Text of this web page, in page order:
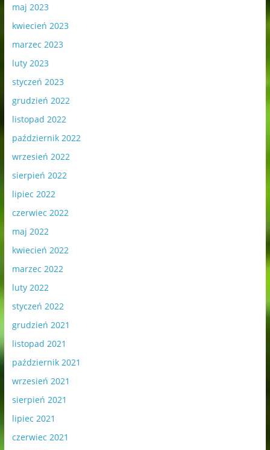
maj 2023
kwiecień 2023
marzec 2023
luty 2023
styczeń 2023
grudzień 2022
listopad 2022
październik 2022
wrzesień 2022
sierpień 2022
lipiec 2022
czerwiec 2022
maj 2022
kwiecień 2022
marzec 2022
luty 2022
styczeń 2022
grudzień 2021
listopad 2021
październik 2021
wrzesień 2021
sierpień 2021
lipiec 2021
czerwiec 2021